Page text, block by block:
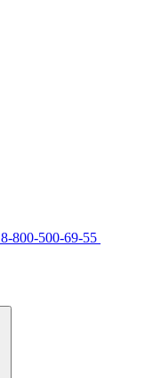
8-800-500-69-55